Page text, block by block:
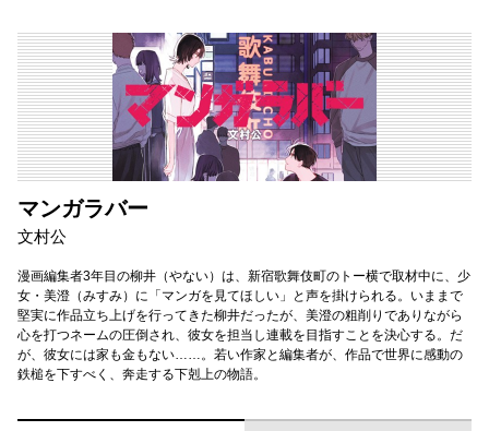
マンガラバー
文村公
漫画編集者3年目の柳井（やない）は、新宿歌舞伎町のトー横で取材中に、少
女・美澄（みすみ）に「マンガを見てほしい」と声を掛けられる。いままで
堅実に作品立ち上げを行ってきた柳井だったが、美澄の粗削りでありながら
心を打つネームの圧倒され、彼女を担当し連載を目指すことを決心する。だ
が、彼女には家も金もない……。若い作家と編集者が、作品で世界に感動の
鉄槌を下すべく、奔走する下剋上の物語。